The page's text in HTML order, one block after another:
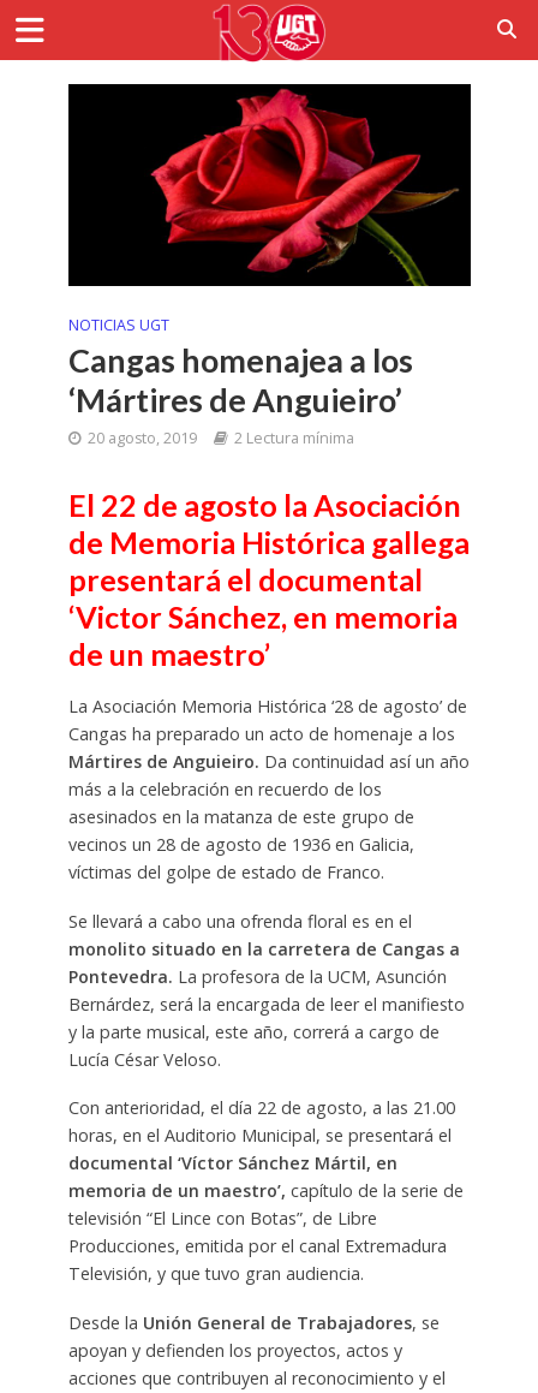
NOTICIAS UGT
Cangas homenajea a los
‘Mártires de Anguieiro’
20 agosto, 2019 2 Lectura mínima
El 22 de agosto la Asociación
de Memoria Histórica gallega
presentará el documental
‘Victor Sánchez, en memoria
de un maestro’
La Asociación Memoria Histórica ‘28 de agosto’ de
Cangas ha preparado un acto de homenaje a los
Mártires de Anguieiro. Da continuidad así un año
más a la celebración en recuerdo de los
asesinados en la matanza de este grupo de
vecinos un 28 de agosto de 1936 en Galicia,
víctimas del golpe de estado de Franco.
Se llevará a cabo una ofrenda floral es en el
monolito situado en la carretera de Cangas a
Pontevedra. La profesora de la UCM, Asunción
Bernárdez, será la encargada de leer el manifiesto
y la parte musical, este año, correrá a cargo de
Lucía César Veloso.
Con anterioridad, el día 22 de agosto, a las 21.00
horas, en el Auditorio Municipal, se presentará el
documental ‘Víctor Sánchez Mártil, en
memoria de un maestro’, capítulo de la serie de
televisión “El Lince con Botas”, de Libre
Producciones, emitida por el canal Extremadura
Televisión, y que tuvo gran audiencia.
Desde la Unión General de Trabajadores, se
apoyan y defienden los proyectos, actos y
acciones que contribuyen al reconocimiento y el